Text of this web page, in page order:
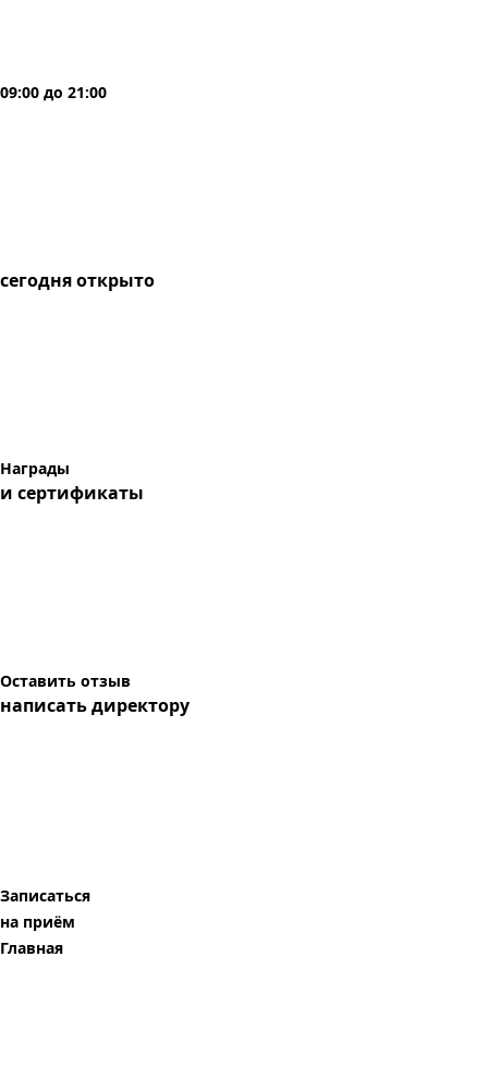
09:00 до 21:00
сегодняоткрыто
Награды
и сертификаты
Оставить отзыв
написать директору
Записаться
на приём
Главная